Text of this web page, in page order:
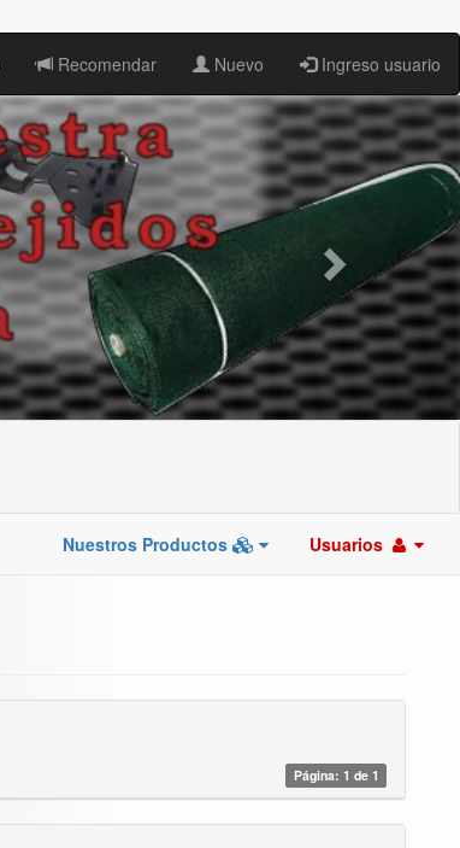
Recomendar Nuevo Ingreso usuario
Nuestros Productos Usuarios
Página: 1 de 1